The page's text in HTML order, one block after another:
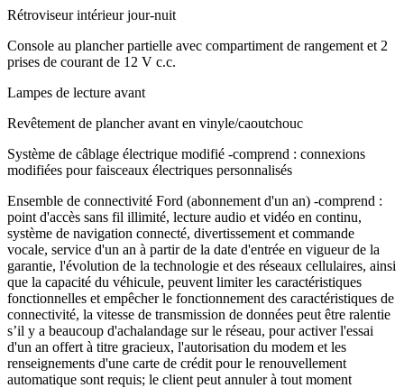
Rétroviseur intérieur jour-nuit
Console au plancher partielle avec compartiment de rangement et 2
prises de courant de 12 V c.c.
Lampes de lecture avant
Revêtement de plancher avant en vinyle/caoutchouc
Système de câblage électrique modifié -comprend : connexions
modifiées pour faisceaux électriques personnalisés
Ensemble de connectivité Ford (abonnement d'un an) -comprend :
point d'accès sans fil illimité, lecture audio et vidéo en continu,
système de navigation connecté, divertissement et commande
vocale, service d'un an à partir de la date d'entrée en vigueur de la
garantie, l'évolution de la technologie et des réseaux cellulaires, ainsi
que la capacité du véhicule, peuvent limiter les caractéristiques
fonctionnelles et empêcher le fonctionnement des caractéristiques de
connectivité, la vitesse de transmission de données peut être ralentie
s’il y a beaucoup d'achalandage sur le réseau, pour activer l'essai
d'un an offert à titre gracieux, l'autorisation du modem et les
renseignements d'une carte de crédit pour le renouvellement
automatique sont requis; le client peut annuler à tout moment